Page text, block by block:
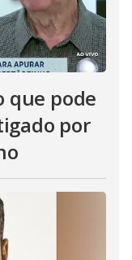
que pode
por